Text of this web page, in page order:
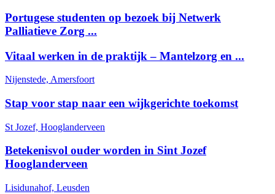
Portugese studenten op bezoek bij Netwerk
Palliatieve Zorg ...
Vitaal werken in de praktijk – Mantelzorg en ...
Nijenstede, Amersfoort
Stap voor stap naar een wijkgerichte toekomst
St Jozef, Hooglanderveen
Betekenisvol ouder worden in Sint Jozef
Hooglanderveen
Lisidunahof, Leusden